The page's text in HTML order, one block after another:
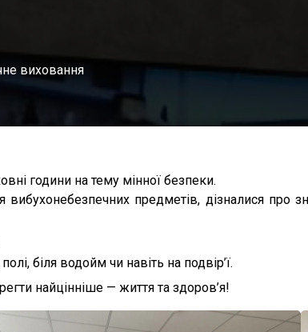
виховання
години на тему мінної безпеки.
предметів, дізналися про
біля водойм чи навіть на подвір’ї.
найцінніше — життя та здоров’я!